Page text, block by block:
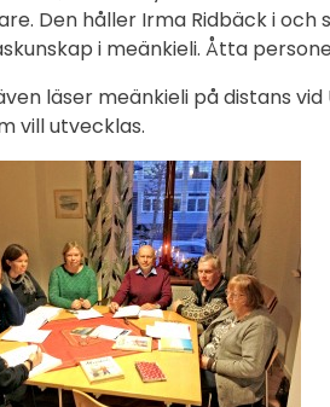
Den håller Irma Ridbäck i och
i meänkieli. Åtta
läser meänkieli på distans vid
vill utvecklas.